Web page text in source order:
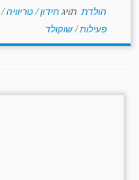
הולדת תויגחידון/טריוויה/
פעילות/שוקולד